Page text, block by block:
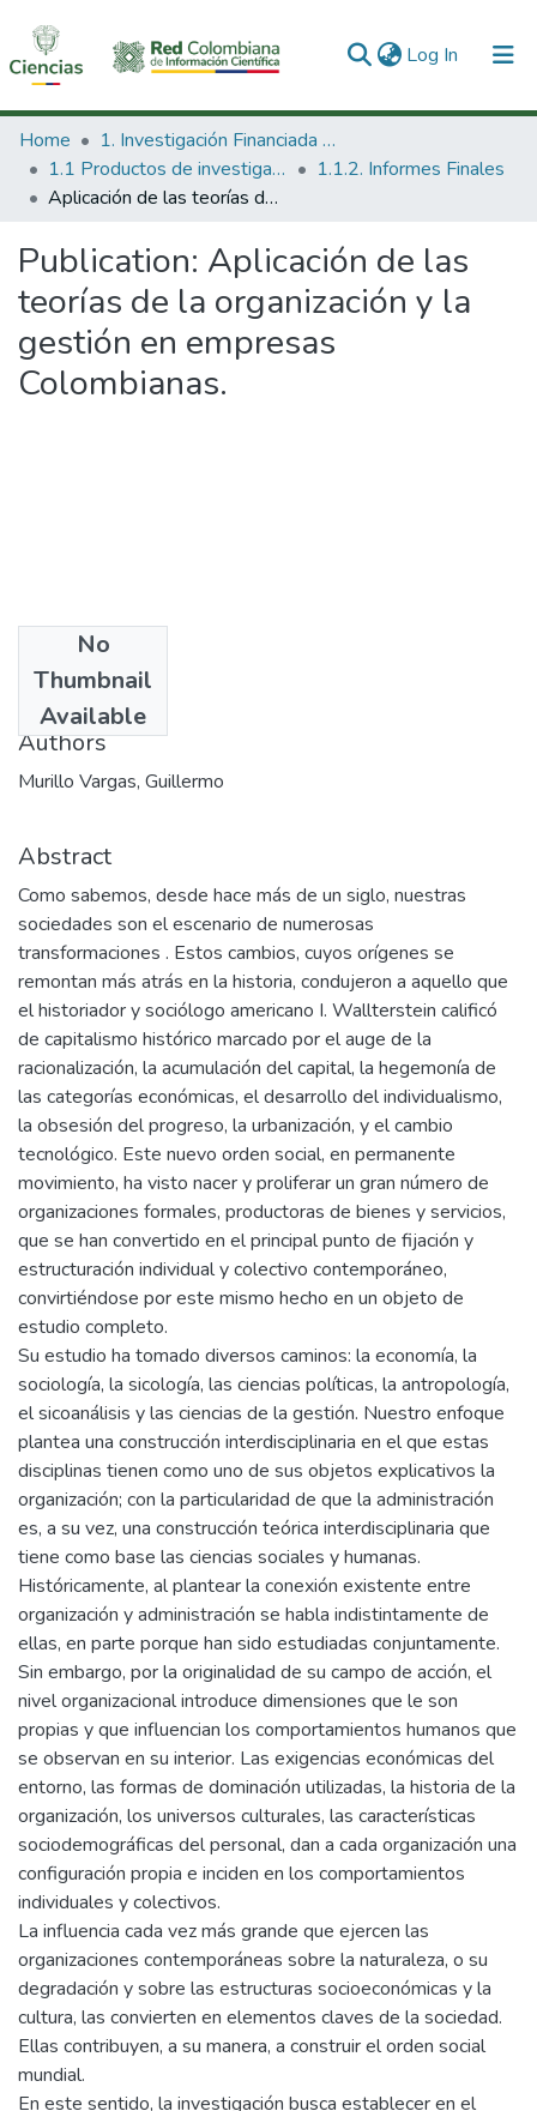
Log In (current)
Communities & Collections
All of DSpace
Home
1. Investigación Financiada con Recursos Públicos
1.1 Productos de investigación
1.1.2. Informes Finales
Aplicación de las teorías de la organización y la gestión en empresas Colombianas.
Publication: Aplicación de las
teorías de la organización y la
gestión en empresas
Colombianas.
No
Thumbnail
Available
2005-03
Authors
Murillo Vargas, Guillermo
Abstract
Como sabemos, desde hace más de un siglo, nuestras
sociedades son el escenario de numerosas
transformaciones . Estos cambios, cuyos orígenes se
remontan más atrás en la historia, condujeron a aquello que
el historiador y sociólogo americano I. Wallterstein calificó
de capitalismo histórico marcado por el auge de la
racionalización, la acumulación del capital, la hegemonía de
las categorías económicas, el desarrollo del individualismo,
la obsesión del progreso, la urbanización, y el cambio
tecnológico. Este nuevo orden social, en permanente
movimiento, ha visto nacer y proliferar un gran número de
organizaciones formales, productoras de bienes y servicios,
que se han convertido en el principal punto de fijación y
estructuración individual y colectivo contemporáneo,
convirtiéndose por este mismo hecho en un objeto de
estudio completo.
Su estudio ha tomado diversos caminos: la economía, la
sociología, la sicología, las ciencias políticas, la antropología,
el sicoanálisis y las ciencias de la gestión. Nuestro enfoque
plantea una construcción interdisciplinaria en el que estas
disciplinas tienen como uno de sus objetos explicativos la
organización; con la particularidad de que la administración
es, a su vez, una construcción teórica interdisciplinaria que
tiene como base las ciencias sociales y humanas.
Históricamente, al plantear la conexión existente entre
organización y administración se habla indistintamente de
ellas, en parte porque han sido estudiadas conjuntamente.
Sin embargo, por la originalidad de su campo de acción, el
nivel organizacional introduce dimensiones que le son
propias y que influencian los comportamientos humanos que
se observan en su interior. Las exigencias económicas del
entorno, las formas de dominación utilizadas, la historia de la
organización, los universos culturales, las características
sociodemográficas del personal, dan a cada organización una
configuración propia e inciden en los comportamientos
individuales y colectivos.
La influencia cada vez más grande que ejercen las
organizaciones contemporáneas sobre la naturaleza, o su
degradación y sobre las estructuras socioeconómicas y la
cultura, las convierten en elementos claves de la sociedad.
Ellas contribuyen, a su manera, a construir el orden social
mundial.
En este sentido, la investigación busca establecer en el